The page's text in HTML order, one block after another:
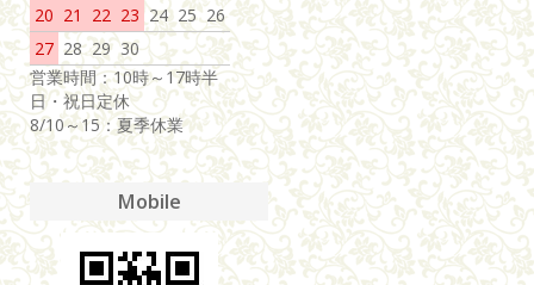
20 21 22 23 24 25 26
27 28 29 30
営業時間：10時～17時半
日・祝日定休
8/10～15：夏季休業
Mobile